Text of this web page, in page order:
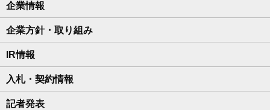
企業情報
企業方針・取り組み
IR情報
入札・契約情報
記者発表